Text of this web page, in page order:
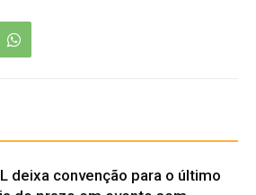
deixa convenção para o último